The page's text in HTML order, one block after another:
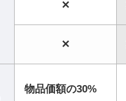
✕
✕
物品価額の30%